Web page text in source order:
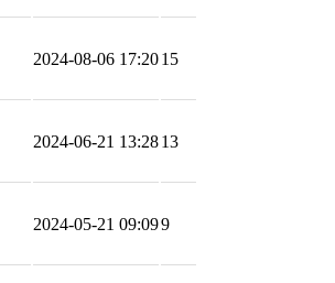
2024-08-06 17:2015
2024-06-21 13:2813
2024-05-21 09:099